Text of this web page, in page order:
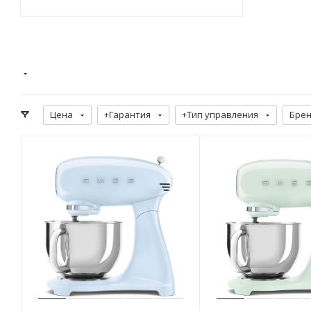
Цена +Гарантия +Тип управления